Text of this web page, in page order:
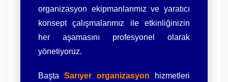
organizasyon ekipmanlarımız ve yaratıcı
konsept çalışmalarımız ile etkinliğinizin
her aşamasını profesyonel olarak
yönetiyoruz.
Başta Sarıyer organizasyon hizmetleri